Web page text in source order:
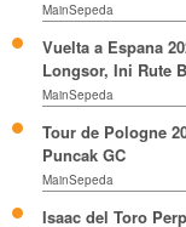
MainSepeda
Vuelta a Espana
Longsor, Ini Rute
MainSepeda
Tour de Pologne
Puncak GC
MainSepeda
Isaac del Toro